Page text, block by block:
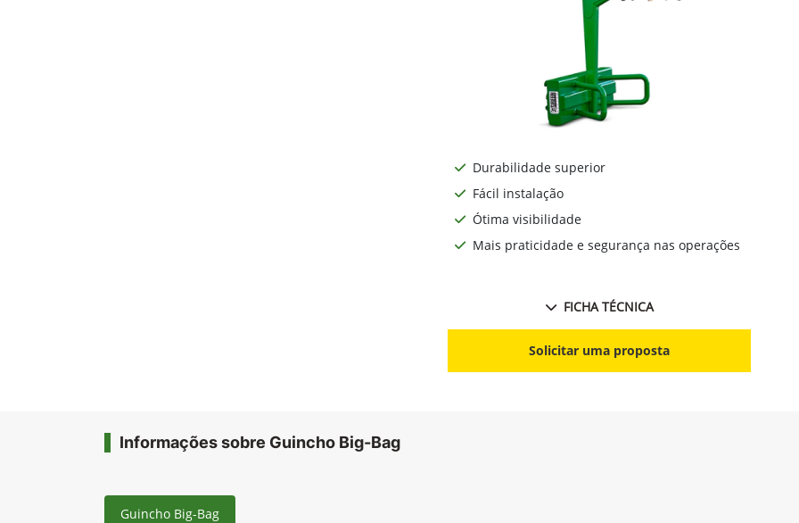
Durabilidade superior
Fácil instalação
Ótima visibilidade
Mais praticidade e segurança nas operações
FICHA TÉCNICA
Solicitar uma proposta
Informações sobre Guincho Big-Bag
Guincho Big-Bag